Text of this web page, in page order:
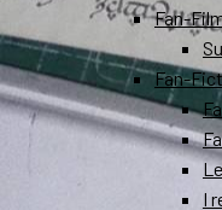
Fan-
Fan-
I